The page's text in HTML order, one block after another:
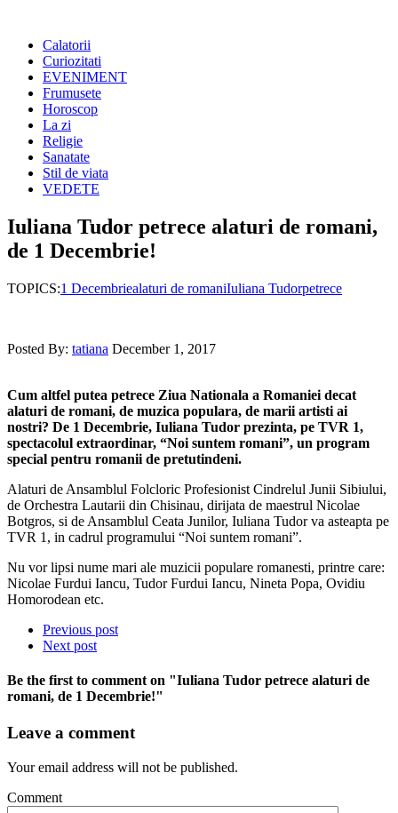
Calatorii
Curiozitati
EVENIMENT
Frumusete
Horoscop
La zi
Religie
Sanatate
Stil de viata
VEDETE
Iuliana Tudor petrece alaturi de romani,
de 1 Decembrie!
TOPICS:1 Decembriealaturi de romaniIuliana Tudorpetrece
Posted By: tatiana December 1, 2017
Cum altfel putea petrece Ziua Nationala a Romaniei decat
alaturi de romani, de muzica populara, de marii artisti ai
nostri? De 1 Decembrie, Iuliana Tudor prezinta, pe TVR 1,
spectacolul extraordinar, “Noi suntem romani”, un program
special pentru romanii de pretutindeni.
Alaturi de Ansamblul Folcloric Profesionist Cindrelul Junii Sibiului,
de Orchestra Lautarii din Chisinau, dirijata de maestrul Nicolae
Botgros, si de Ansamblul Ceata Junilor, Iuliana Tudor va asteapta pe
TVR 1, in cadrul programului “Noi suntem romani”.
Nu vor lipsi nume mari ale muzicii populare romanesti, printre care:
Nicolae Furdui Iancu, Tudor Furdui Iancu, Nineta Popa, Ovidiu
Homorodean etc.
Previous post
Next post
Be the first to comment on "Iuliana Tudor petrece alaturi de
romani, de 1 Decembrie!"
Leave a comment
Your email address will not be published.
Comment